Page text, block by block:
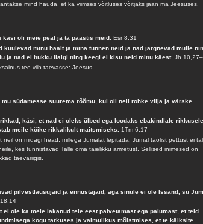
mind hauda, et ka viimses võitluses võitjaks jään ma Jeesuses.
käsi oli meie peal ja ta päästis meid.Esr 8,31
kuulevad minu häält ja mina tunnen neid ja nad järgnevad mulle
ja nad ei hukku iialgi ning keegi ei kisu neid minu käest.Jh
tee viib taevasse: Jeesus.
mu südamesse suurema rõõmu, kui oli neil rohke vilja ja värske
käsi, et nad ei oleks ülbed ega loodaks ebakindlale rikkusele,
meile kõike rikkalikult maitsmiseks. 1Tm 6,17
on midagi head, millega Jumalat lepitada. Jumal taolist pettust ei
kes tunnistavad Talle oma täielikku armetust. Sellised inimesed on
taevariigis.
pilvestlausujaid ja ennustajaid, aga sinule ei ole Issand, su
ei ole ka meie lakanud teie eest palvetamast ega palumast, et teid
kogu tarkuses ja vaimulikus mõistmises, et te käiksite